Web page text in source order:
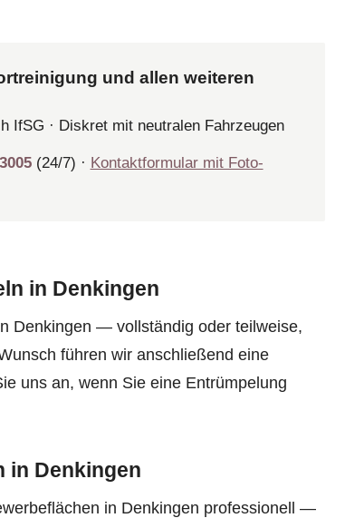
und allen weiteren
IfSG · Diskret mit neutralen Fahrzeugen
(24/7) · Kontaktformular mit Foto-
in Denkingen
Denkingen — vollständig oder teilweise,
führen wir anschließend eine
uns an, wenn Sie eine Entrümpelung
in Denkingen
in Denkingen professionell —